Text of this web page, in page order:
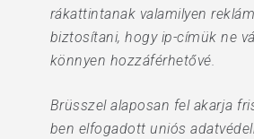
rákattintanak valamilyen
biztosítani, hogy ip-címük ne
könnyen hozzáférhetővé.
Brüsszel alaposan fel akarja
ben elfogadott uniós